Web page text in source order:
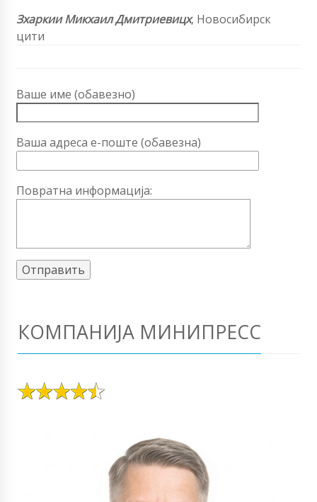
Зхаркии Микхаил Дмитриевицх, Новосибирск
цити
Ваше име (обавезно)
Ваша адреса е-поште (обавезна)
Повратна информација:
КОМПАНИЈА МИНИПРЕСС